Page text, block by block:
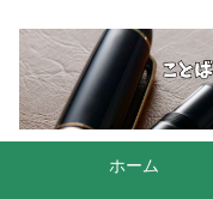
ホーム